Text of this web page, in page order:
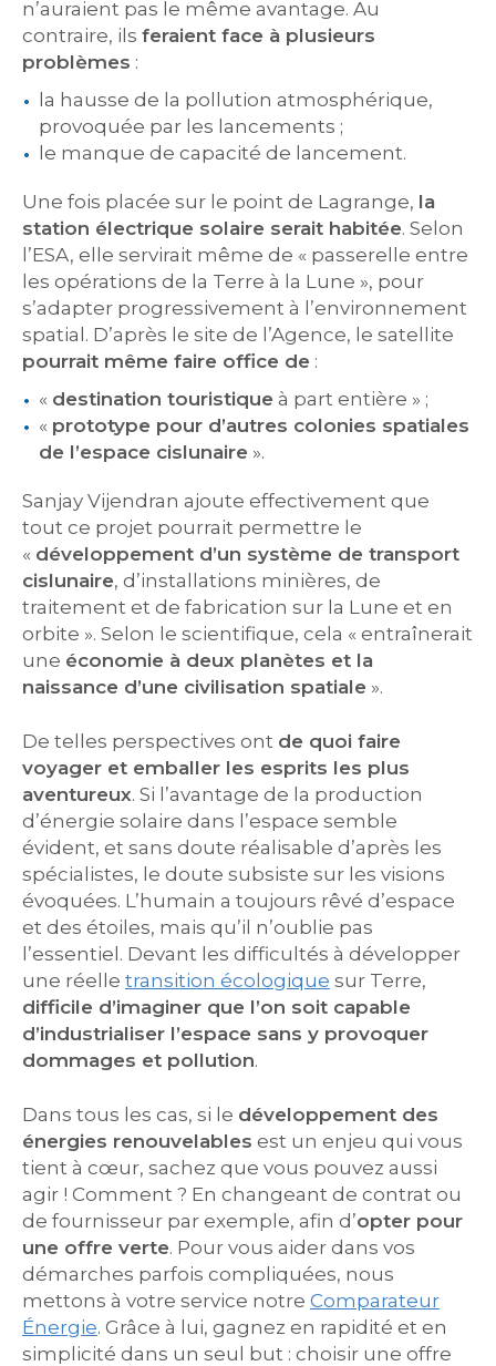
n’auraient pas le même avantage. Au
contraire, ils feraient face à plusieurs
problèmes :
la hausse de la pollution atmosphérique,
provoquée par les lancements ;
le manque de capacité de lancement.
Une fois placée sur le point de Lagrange, la
station électrique solaire serait habitée. Selon
l’ESA, elle servirait même de « passerelle entre
les opérations de la Terre à la Lune », pour
s’adapter progressivement à l’environnement
spatial. D’après le site de l’Agence, le satellite
pourrait même faire office de :
« destination touristique à part entière » ;
« prototype pour d’autres colonies spatiales
de l’espace cislunaire ».
Sanjay Vijendran ajoute effectivement que
tout ce projet pourrait permettre le
« développement d’un système de transport
cislunaire, d’installations minières, de
traitement et de fabrication sur la Lune et en
orbite ». Selon le scientifique, cela « entraînerait
une économie à deux planètes et la
naissance d’une civilisation spatiale ».
De telles perspectives ont de quoi faire
voyager et emballer les esprits les plus
aventureux. Si l’avantage de la production
d’énergie solaire dans l’espace semble
évident, et sans doute réalisable d’après les
spécialistes, le doute subsiste sur les visions
évoquées. L’humain a toujours rêvé d’espace
et des étoiles, mais qu’il n’oublie pas
l’essentiel. Devant les difficultés à développer
une réelle transition écologique sur Terre,
difficile d’imaginer que l’on soit capable
d’industrialiser l’espace sans y provoquer
dommages et pollution.
Dans tous les cas, si le développement des
énergies renouvelables est un enjeu qui vous
tient à cœur, sachez que vous pouvez aussi
agir ! Comment ? En changeant de contrat ou
de fournisseur par exemple, afin d’opter pour
une offre verte. Pour vous aider dans vos
démarches parfois compliquées, nous
mettons à votre service notre Comparateur
Énergie. Grâce à lui, gagnez en rapidité et en
simplicité dans un seul but : choisir une offre